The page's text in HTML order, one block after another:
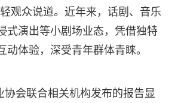
观众说道。近年来，话剧、音乐
式演出等小剧场业态，凭借独特
动体验，深受青年群体青睐。
协会联合相关机构发布的报告显